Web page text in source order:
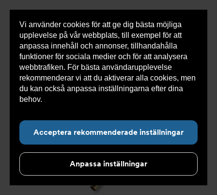
Vi använder cookies för att ge dig bästa möjliga
upplevelse på vår webbplats, till exempel för att
anpassa innehåll och annonser, tillhandahålla
funktioner för sociala medier och för att analysera
webbtrafiken. För bästa användarupplevelse
rekommenderar vi att du aktiverar alla cookies, men
du kan också anpassa inställningarna efter dina
behov.
Acceptera rekommenderade inställningar
Anpassa inställningar
0 varorSnabborder
Du
här:
Armatec > Produkter > Kyla > Slang >
Slang
OXY
> Slang OXY AT 5745- >
Slang OXY Inv. x Inv. AT
5745-W46515104